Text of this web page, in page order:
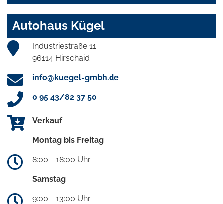
Autohaus Kügel
Industriestraße 11
96114 Hirschaid
info@kuegel-gmbh.de
0 95 43/82 37 50
Verkauf
Montag bis Freitag
8:00 - 18:00 Uhr
Samstag
9:00 - 13:00 Uhr